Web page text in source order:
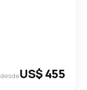
desdeUS$ 455